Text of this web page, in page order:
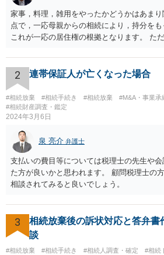
家事，料理，雑用をやったかどうかはあま
点で，一応母親からの相続により，持分をも
これが一応の居住権の根拠となります。 た
2 連帯保証人が亡くなった場合
#相続放棄 #相続手続き #相続放棄 #M&A・事業承
#相続財産調査・鑑定
2024年3月6日
泉 亮介 弁護士
支払いの費目等については税理士の先生や
た方が良いかと思われます。 顧問税理士の
相談されてみると良いでしょう。
3
相続放棄後の訴状対応と答弁書
談
#相続放棄 #相続手続き #相続人調査・確定 #相続